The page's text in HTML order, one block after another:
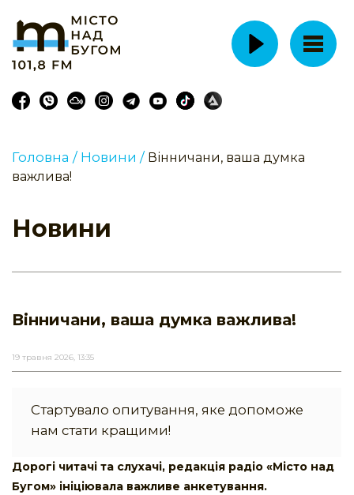
Головна / Новини / Вінничани, ваша думка
важлива!
Новини
Вінничани, ваша думка важлива!
19 травня 2026, 13:35
Стартувало опитування, яке допоможе
нам стати кращими!
Дорогі читачі та слухачі, редакція радіо «Місто над
Бугом» ініціювала важливе анкетування.